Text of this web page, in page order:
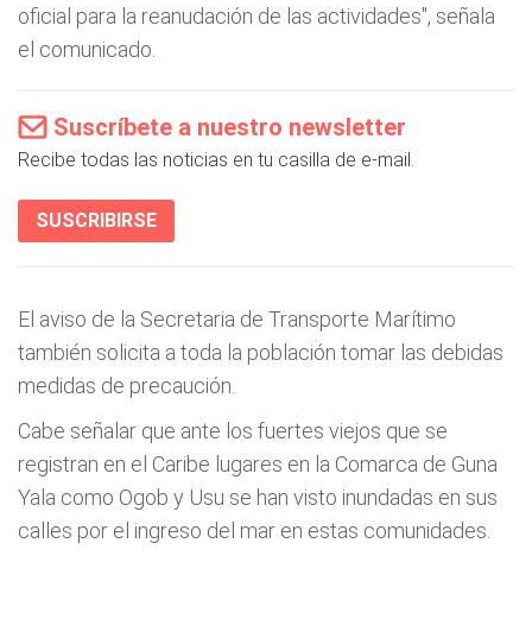
oficial para la reanudación de las actividades", señala
el comunicado.
Suscríbete a nuestro newsletter
Recibe todas las noticias en tu casilla de e-mail.
SUSCRIBIRSE
El aviso de la Secretaria de Transporte Marítimo
también solicita a toda la población tomar las debidas
medidas de precaución.
Cabe señalar que ante los fuertes viejos que se
registran en el Caribe lugares en la Comarca de Guna
Yala como Ogob y Usu se han visto inundadas en sus
calles por el ingreso del mar en estas comunidades.